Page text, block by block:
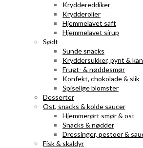
Kryddereddiker
Krydderolier
Hjemmelavet saft
Hjemmelavet sirup
Sødt
Sunde snacks
Kryddersukker, pynt &
Frugt- & nøddesmør
Konfekt, chokolade & slik
Spiselige blomster
Desserter
Ost, snacks & kolde saucer
Hjemmerørt smør & ost
Snacks & nødder
Dressinger, pestoer &
Fisk & skaldyr